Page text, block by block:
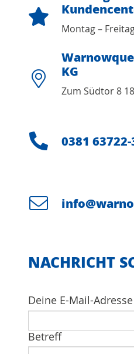
Montag –
KG
Zum Südtor 8
0381 63722-
NACHRICHT
Deine E-Mail-Adresse
Betreff